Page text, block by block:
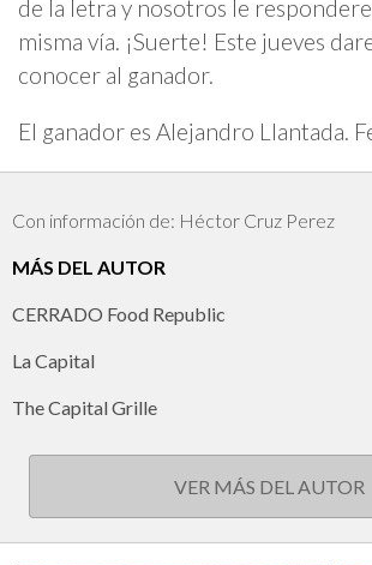
de la letra y nosotros le
misma vía. ¡Suerte! Este jueves
conocer al ganador.
El ganador es Alejandro Llantada.
Con información de: Héctor Cruz Perez
MÁS DEL AUTOR
CERRADO Food Republic
La Capital
The Capital Grille
VER MÁS DEL AUTOR